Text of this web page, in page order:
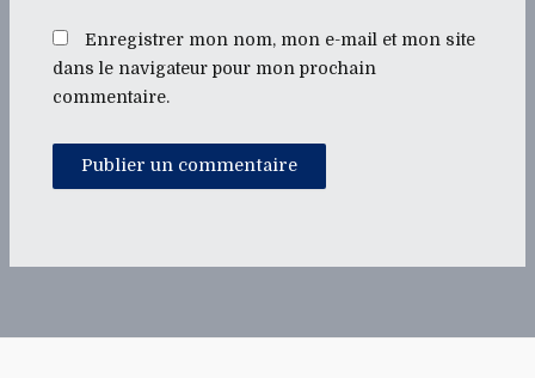
Enregistrer mon nom, mon e-mail et mon site
dans le navigateur pour mon prochain
commentaire.